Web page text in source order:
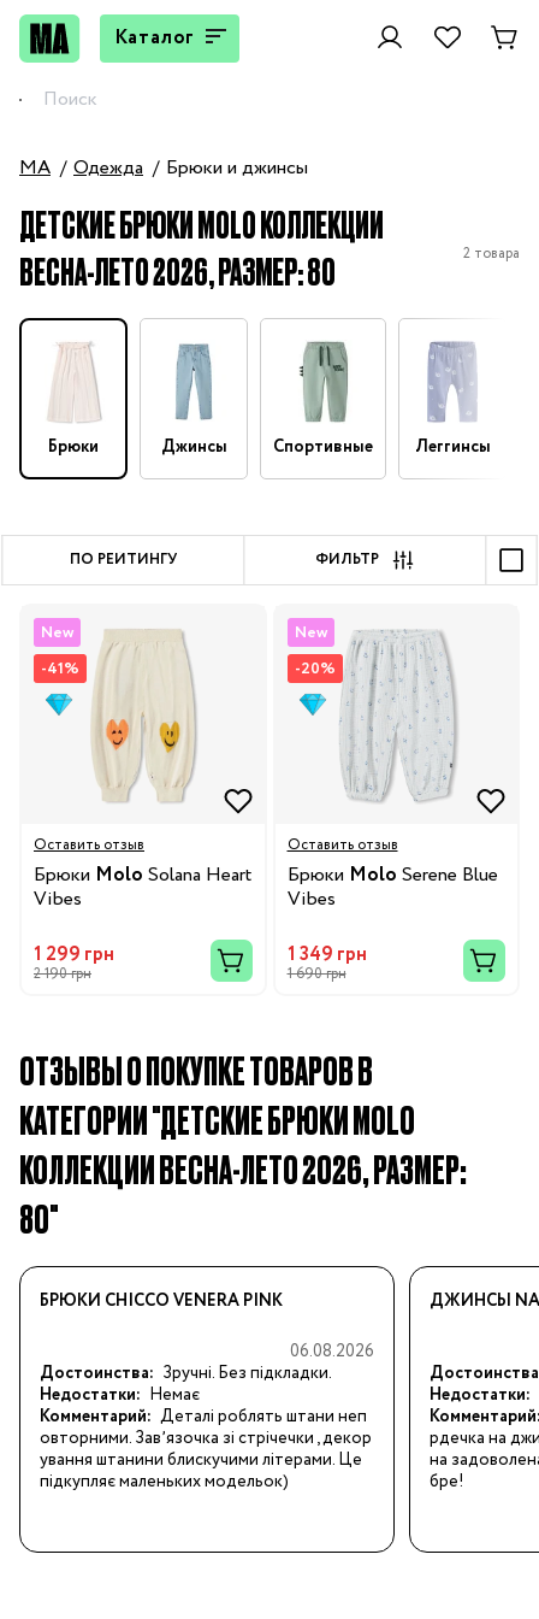
Каталог
MA Одежда Брюки и джинсы
ДЕТСКИЕ БРЮКИ MOLO КОЛЛЕКЦИИ
ВЕСНА-ЛЕТО 2026, РАЗМЕР: 80
2 товара
Брюки Джинсы Спортивные Леггинсы
ПО РЕЙТИНГУ ФИЛЬТР
New
-41%
Оставить отзыв
Брюки Molo Solana Heart
Vibes
1 299 грн
2 190 грн
New
-20%
Оставить отзыв
Брюки Molo Serene Blue
Vibes
1 349 грн
1 690 грн
ОТЗЫВЫ О ПОКУПКЕ ТОВАРОВ В
КАТЕГОРИИ "ДЕТСКИЕ БРЮКИ MOLO
КОЛЛЕКЦИИ ВЕСНА-ЛЕТО 2026, РАЗМЕР:
80"
БРЮКИ CHICCO VENERA PINK
06.08.2026
Достоинства: Зручні. Без підкладки.
Недостатки: Немає
Комментарий: Деталі роблять штани неп
овторними. Завʼязочка зі стрічечки , декор
ування штанини блискучими літерами. Це
підкупляє маленьких модельок)
ДЖИНСЫ
Недостатки:
рдечка на
на
бре!